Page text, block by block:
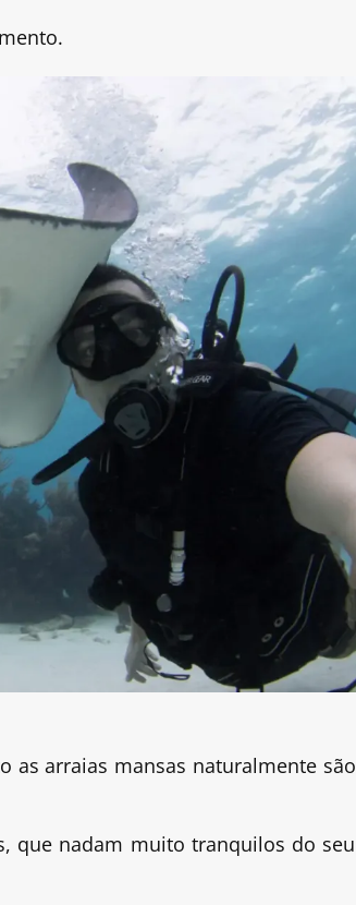
as arraias mansas naturalmente são
que nadam muito tranquilos do seu